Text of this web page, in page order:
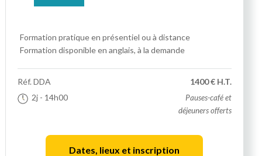
Formation pratique en présentiel ou à distance
Formation disponible en anglais, à la demande
Réf.DDA
2j - 14h00
1400 € H.T.
Pauses-café et
déjeuners offerts
Dates, lieux et inscription